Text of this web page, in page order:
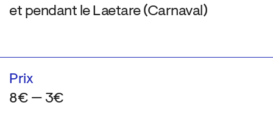
et pendant le Laetare (Carnaval)
Prix
8€ — 3€